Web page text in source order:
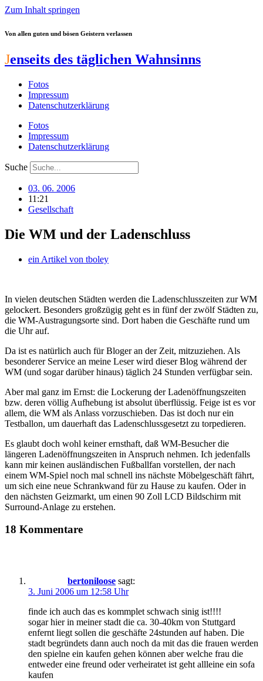
Zum Inhalt springen
Von allen guten und bösen Geistern verlassen
Jenseits des täglichen Wahnsinns
Fotos
Impressum
Datenschutzerklärung
Fotos
Impressum
Datenschutzerklärung
Suche
03. 06. 2006
11:21
Gesellschaft
Die WM und der Ladenschluss
ein Artikel von tboley
In vielen deutschen Städten werden die Ladenschlusszeiten zur WM
gelockert. Besonders großzügig geht es in fünf der zwölf Städten zu,
die WM-Austragungsorte sind. Dort haben die Geschäfte rund um
die Uhr auf.
Da ist es natürlich auch für Bloger an der Zeit, mitzuziehen. Als
besonderer Service an meine Leser wird dieser Blog während der
WM (und sogar darüber hinaus) täglich 24 Stunden verfügbar sein.
Aber mal ganz im Ernst: die Lockerung der Ladenöffnungszeiten
bzw. deren völlig Aufhebung ist absolut überflüssig. Feige ist es vor
allem, die WM als Anlass vorzuschieben. Das ist doch nur ein
Testballon, um dauerhaft das Ladenschlussgesetzt zu torpedieren.
Es glaubt doch wohl keiner ernsthaft, daß WM-Besucher die
längeren Ladenöffnungszeiten in Anspruch nehmen. Ich jedenfalls
kann mir keinen ausländischen Fußballfan vorstellen, der nach
einem WM-Spiel noch mal schnell ins nächste Möbelgeschäft fährt,
um sich eine neue Schrankwand für zu Hause zu kaufen. Oder in
den nächsten Geizmarkt, um einen 90 Zoll LCD Bildschirm mit
Surround-Anlage zu erstehen.
18 Kommentare
bertoniloose sagt:
3. Juni 2006 um 12:58 Uhr
finde ich auch das es kommplet schwach sinig ist!!!!
sogar hier in meiner stadt die ca. 30-40km von Stuttgard
enfernt liegt sollen die geschäfte 24stunden auf haben. Die
stadt begründets dann auch noch da mit das die frauen werden
den spielne ein kaufen gehen können aber welche frau die
entweder eine freund oder verheiratet ist geht allleine ein sofa
kaufen